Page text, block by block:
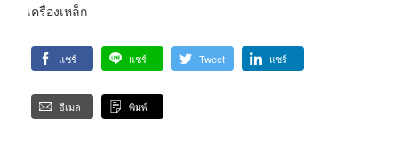
เครื่องเหล็ก
แชร์ แชร์ Tweet แชร์
อีเมล พิมพ์